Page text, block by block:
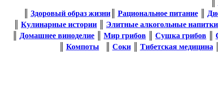
Здоровый образ жизни║ Рациональное питание║
Кулинарные истории
Элитные алкогольные напитки
Домашнее виноделие Мир грибов Сушка грибов
Компоты Соки║ Тибетская медицина